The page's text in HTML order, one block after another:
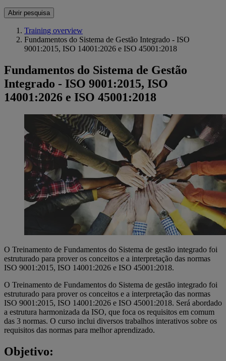
Abrir pesquisa
Training overview
Fundamentos do Sistema de Gestão Integrado - ISO
9001:2015, ISO 14001:2026 e ISO 45001:2018
Fundamentos do Sistema de Gestão
Integrado - ISO 9001:2015, ISO
14001:2026 e ISO 45001:2018
O Treinamento de Fundamentos do Sistema de gestão integrado foi
estruturado para prover os conceitos e a interpretação das normas
ISO 9001:2015, ISO 14001:2026 e ISO 45001:2018.
O Treinamento de Fundamentos do Sistema de gestão integrado foi
estruturado para prover os conceitos e a interpretação das normas
ISO 9001:2015, ISO 14001:2026 e ISO 45001:2018. Será abordado
a estrutura harmonizada da ISO, que foca os requisitos em comum
das 3 normas. O curso inclui diversos trabalhos interativos sobre os
requisitos das normas para melhor aprendizado.
Objetivo: